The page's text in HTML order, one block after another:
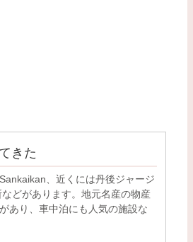
きた
、近くには丹後ジャージ
どがあります。地元名産の物産
あり、車中泊にも人気の施設な